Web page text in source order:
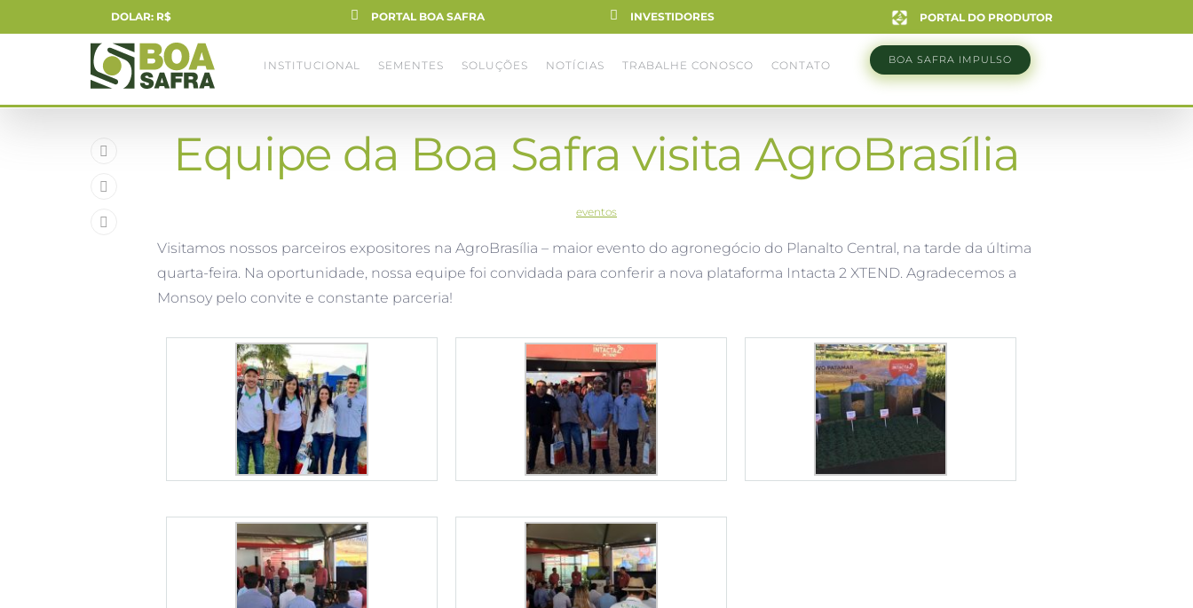
DOLAR: R$ PORTAL BOA SAFRA INVESTIDORES PORTAL DO PRODUTOR
INSTITUCIONAL SEMENTES SOLUÇÕES NOTÍCIAS TRABALHE CONOSCO CONTATO BOA SAFRA IMPULSO
Equipe da Boa Safra visita AgroBrasília
eventos
Visitamos nossos parceiros expositores na AgroBrasília – maior evento do agronegócio do Planalto Central, na tarde da última
quarta-feira. Na oportunidade, nossa equipe foi convidada para conferir a nova plataforma Intacta 2 XTEND. Agradecemos a
Monsoy pelo convite e constante parceria!